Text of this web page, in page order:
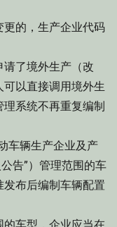
的，生产企业代码
了境外生产（改
以直接调用境外生
系统不再重复编制
辆生产企业及产
告”）管理范围的车
布后编制车辆配置